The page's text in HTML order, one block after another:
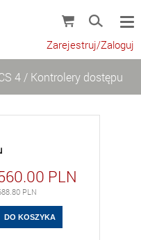
Zarejestruj/Zaloguj
4 / Kontrolery dostępu
PLN
PLN